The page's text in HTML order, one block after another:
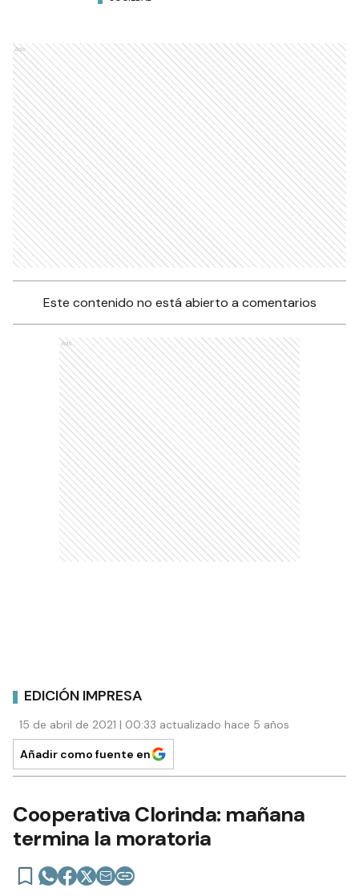
Ads
Este contenido no está abierto a comentarios
Ads
EDICIÓN IMPRESA
15 de abril de 2021 | 00:33 actualizado hace 5 años
Añadir como fuente en
Cooperativa Clorinda: mañana
termina la moratoria